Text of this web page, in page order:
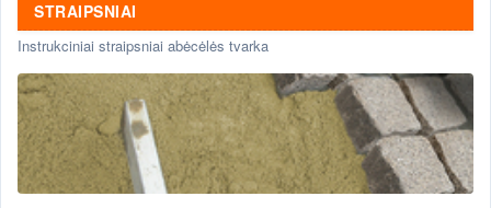
STRAIPSNIAI
Instrukciniai straipsniai abėcėlės tvarka